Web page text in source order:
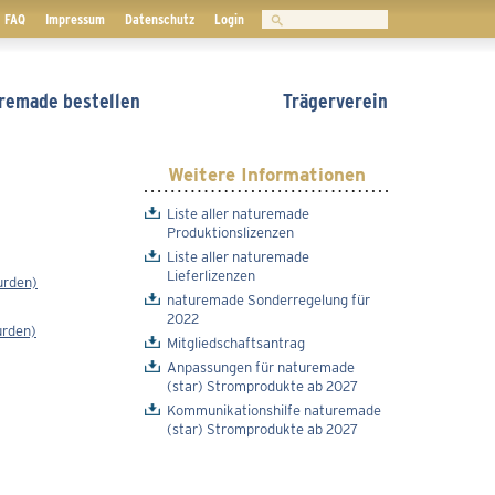
FAQ Impressum Datenschutz Login
bestellen Trägerverein
Weitere Informationen
Liste aller naturemade
Produktionslizenzen
Liste aller naturemade
Lieferlizenzen
naturemade Sonderregelung für
2022
Mitgliedschaftsantrag
Anpassungen für naturemade
(star) Stromprodukte ab 2027
Kommunikationshilfe naturemade
(star) Stromprodukte ab 2027